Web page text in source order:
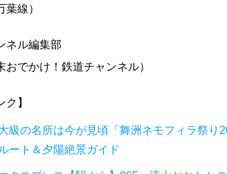
葉線）
ネル編集部
おでかけ！鉄道チャンネル）
ク】
級の名所は今が見頃「舞洲ネモフィラ祭り
ート＆夕陽絶景ガイド